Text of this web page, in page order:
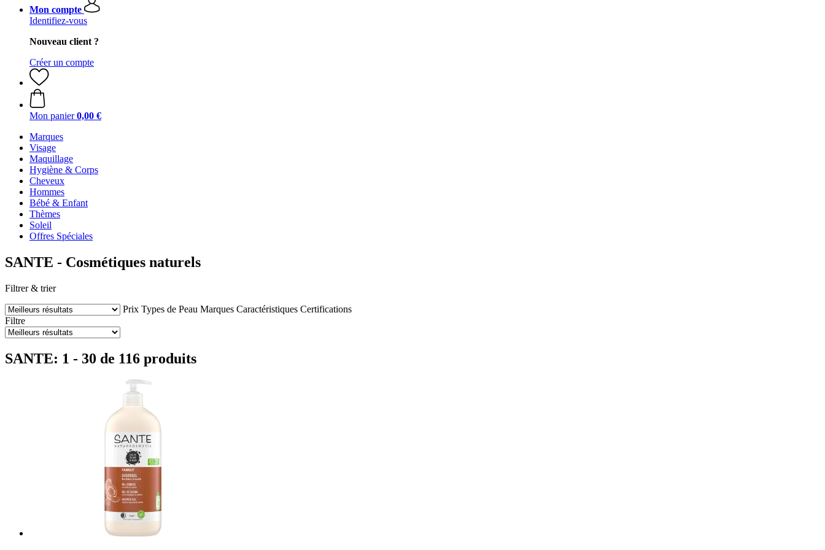
Mon compte
Identifiez-vous
Nouveau client ?
Créer un compte
Mon panier 0,00 €
Marques
Visage
Maquillage
Hygiène & Corps
Cheveux
Hommes
Bébé & Enfant
Thèmes
Soleil
Offres Spéciales
SANTE - Cosmétiques naturels
Filtrer & trier
Prix Types de Peau Marques Caractéristiques Certifications
Filtre
SANTE: 1 - 30 de 116 produits